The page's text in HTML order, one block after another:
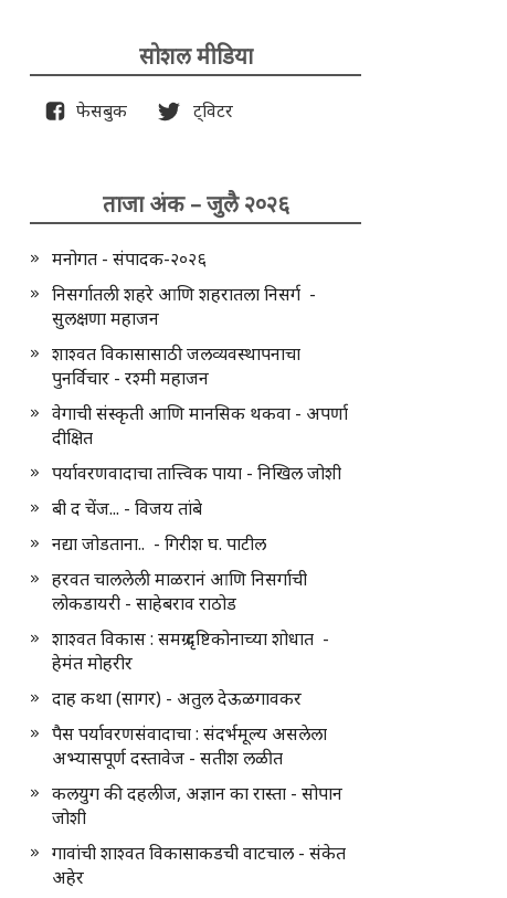
सोशल मीडिया
फेसबुक ट्विटर
ताजा अंक – जुलै २०२६
मनोगत - संपादक-२०२६
निसर्गातली शहरे आणि शहरातला निसर्ग -
सुलक्षणा महाजन
शाश्वत विकासासाठी जलव्यवस्थापनाचा
पुनर्विचार - रश्मी महाजन
वेगाची संस्कृती आणि मानसिक थकवा - अपर्णा
दीक्षित
पर्यावरणवादाचा तात्त्विक पाया - निखिल जोशी
बी द चेंज... - विजय तांबे
नद्या जोडताना.. - गिरीश घ. पाटील
हरवत चाललेली माळरानं आणि निसर्गाची
लोकडायरी - साहेबराव राठोड
शाश्वत विकास : समग्र दृष्टिकोनाच्या शोधात -
हेमंत मोहरीर
दाह कथा (सागर) - अतुल देऊळगावकर
पैस पर्यावरणसंवादाचा : संदर्भमूल्य असलेला
अभ्यासपूर्ण दस्तावेज - सतीश लळीत
कलयुग की दहलीज, अज्ञान का रास्ता - सोपान
जोशी
गावांची शाश्वत विकासाकडची वाटचाल - संकेत
अहेर